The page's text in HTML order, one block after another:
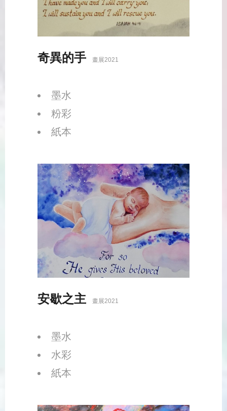
奇異的手 畫展2021
墨水
粉彩
紙本
安歇之主 畫展2021
墨水
水彩
紙本